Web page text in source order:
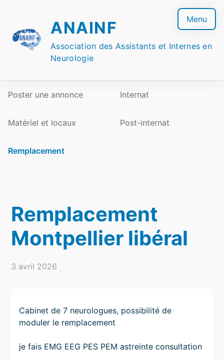
content
ANAINF
Association des Assistants et Internes en
Neurologie
Menu
Poster une annonce Internat
Matériel et locaux Post-internat
Remplacement
Remplacement
Montpellier libéral
3 avril 2026
Cabinet de 7 neurologues, possibilité de
moduler le remplacement
je fais EMG EEG PES PEM astreinte consultation